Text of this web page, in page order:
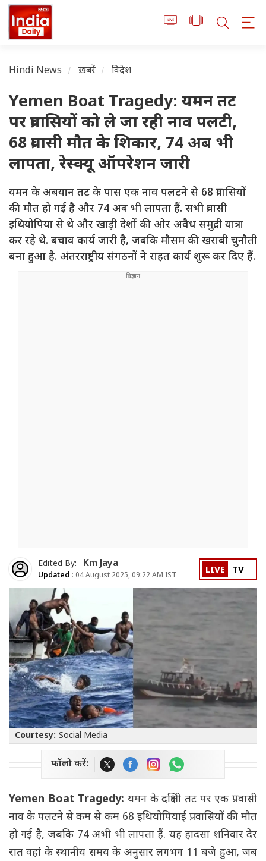
Hindi News ख़बरें विदेश
Yemen Boat Tragedy: यमन तट
पर प्रवासियों को ले जा रही नाव पलटी,
68 प्रवासी मौत के शिकार, 74 अब भी
लापता, रेस्क्यू ऑपरेशन जारी
यमन के अबयान तट के पास एक नाव पलटने से 68 प्रवासियों
की मौत हो गई है और 74 अब भी लापता हैं. सभी प्रवासी
इथियोपिया से थे और खाड़ी देशों की ओर अवैध समुद्री यात्रा
कर रहे थे. बचाव कार्य जारी है, जबकि मौसम की खराबी चुनौती
बना हुआ है. अंतरराष्ट्रीय संगठनों ने राहत कार्य शुरू कर दिए हैं.
Edited By: Km Jaya
Updated : 04 August 2025, 09:22 AM IST LIVE TV
Courtesy: Social Media
फॉलो करें:
Yemen Boat Tragedy: यमन के दक्षिणी तट पर एक प्रवासी
नाव के पलटने से कम से कम 68 इथियोपियाई प्रवासियों की मौत
हो गई है, जबकि 74 अभी भी लापता हैं. यह हादसा शनिवार देर
रात वहां के स्थानीय समय के अनुसार लगभग 11 बजे हुआ, जब